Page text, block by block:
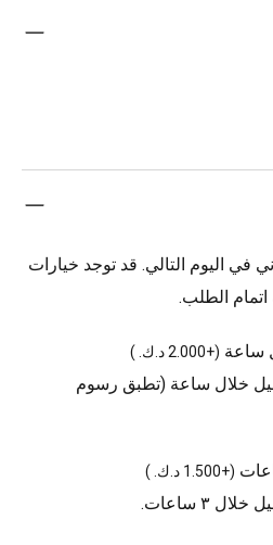
في اليوم التالي. قد توجد خيارات
الطلب.
ساعة (+2.000 د.ك. )
خلال ساعة (تطبق رسوم
(+1.500 د.ك. )
٣ ساعات.